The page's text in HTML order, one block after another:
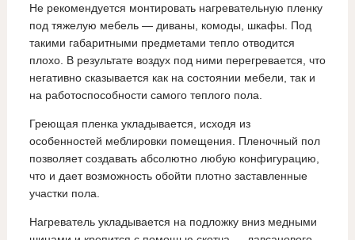
Не рекомендуется монтировать нагревательную пленку
под тяжелую мебель — диваны, комоды, шкафы. Под
такими габаритными предметами тепло отводится
плохо. В результате воздух под ними перегревается, что
негативно сказывается как на состоянии мебели, так и
на работоспособности самого теплого пола.
Греющая пленка укладывается, исходя из
особенностей меблировки помещения. Пленочный пол
позволяет создавать абсолютно любую конфигурацию,
что и дает возможность обойти плотно заставленные
участки пола.
Нагреватель укладывается на подложку вниз медными